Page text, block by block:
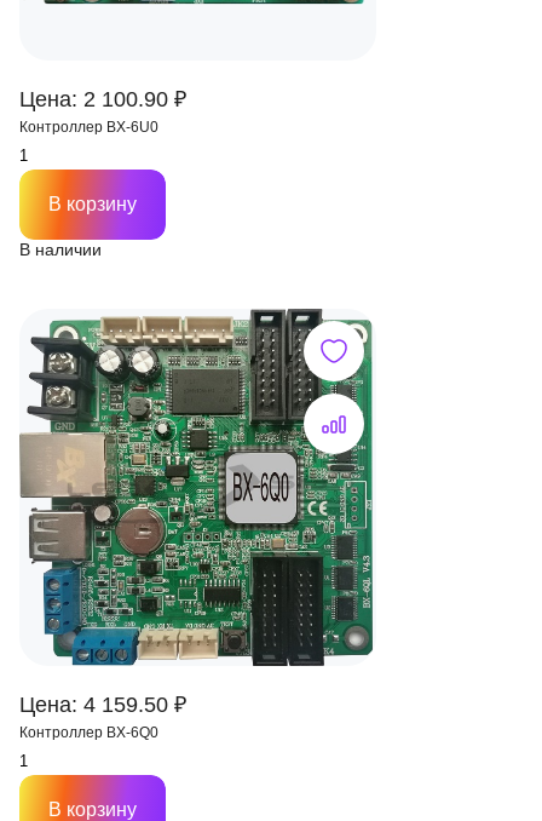
Цена: 2 100.90 ₽
Контроллер BX-6U0
В наличии
В корзину
Цена: 4 159.50 ₽
Контроллер BX-6Q0
В корзину